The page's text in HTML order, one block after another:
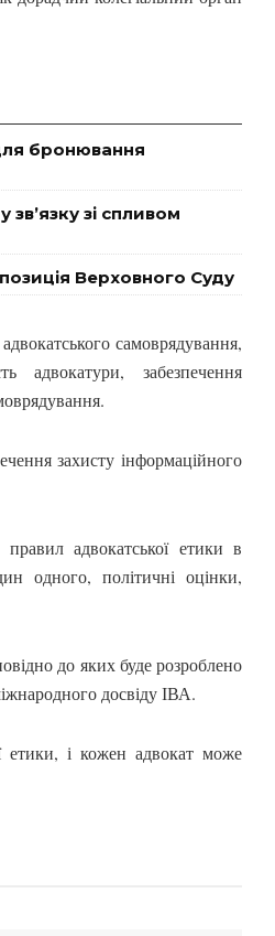
бронювання
зі спливом
Верховного Суду
самоврядування,
адвокатури, забезпечення
захисту інформаційного
адвокатської етики в
одного, політичні оцінки,
до яких буде розроблено
досвіду ІВА.
етики, і кожен адвокат може